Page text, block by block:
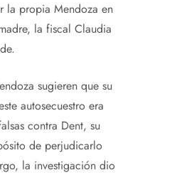
la propia Mendoza en
la fiscal Claudia
sugieren que su
autosecuestro era
contra Dent, su
de perjudicarlo
la investigación dio